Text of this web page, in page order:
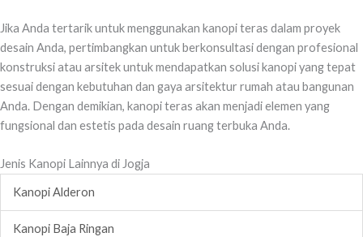
Jika Anda tertarik untuk menggunakan kanopi teras dalam proyek
desain Anda, pertimbangkan untuk berkonsultasi dengan profesional
konstruksi atau arsitek untuk mendapatkan solusi kanopi yang tepat
sesuai dengan kebutuhan dan gaya arsitektur rumah atau bangunan
Anda. Dengan demikian, kanopi teras akan menjadi elemen yang
fungsional dan estetis pada desain ruang terbuka Anda.
Jenis Kanopi Lainnya di Jogja
Kanopi Alderon
Kanopi Baja Ringan